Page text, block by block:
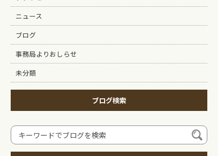
ニュース
ブログ
事務局よりおしらせ
未分類
ブログ検索